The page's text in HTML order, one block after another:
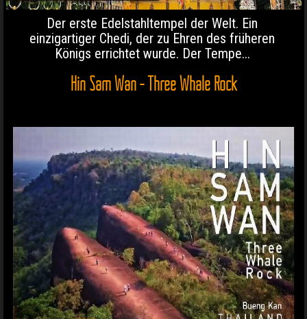
Der erste Edelstahltempel der Welt. Ein
einzigartiger Chedi, der zu Ehren des früheren
Königs errichtet wurde. Der Tempe...
Hin Sam Wan - Three Whale Rock